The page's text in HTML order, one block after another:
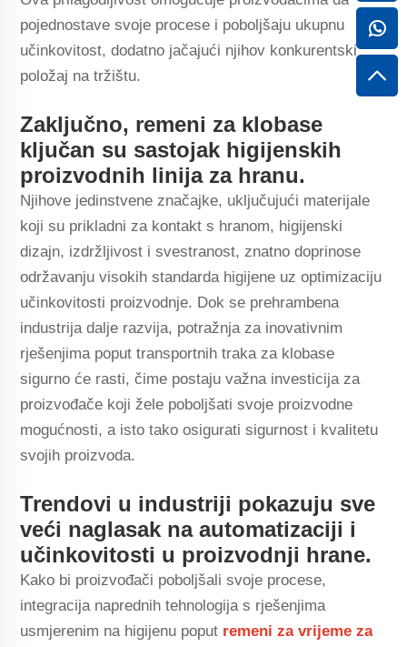
pojednostave svoje procese i poboljšaju ukupnu
učinkovitost, dodatno jačajući njihov konkurentski
položaj na tržištu.
Zaključno, remeni za klobase
ključan su sastojak higijenskih
proizvodnih linija za hranu.
Njihove jedinstvene značajke, uključujući materijale
koji su prikladni za kontakt s hranom, higijenski
dizajn, izdržljivost i svestranost, znatno doprinose
održavanju visokih standarda higijene uz optimizaciju
učinkovitosti proizvodnje. Dok se prehrambena
industrija dalje razvija, potražnja za inovativnim
rješenjima poput transportnih traka za klobase
sigurno će rasti, čime postaju važna investicija za
proizvođače koji žele poboljšati svoje proizvodne
mogućnosti, a isto tako osigurati sigurnost i kvalitetu
svojih proizvoda.
Trendovi u industriji pokazuju sve
veći naglasak na automatizaciji i
učinkovitosti u proizvodnji hrane.
Kako bi proizvođači poboljšali svoje procese,
integracija naprednih tehnologija s rješenjima
usmjerenim na higijenu poput remeni za vrijeme za